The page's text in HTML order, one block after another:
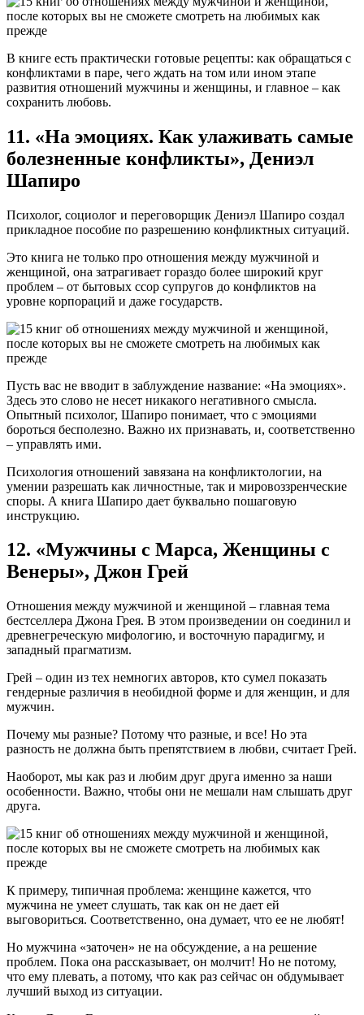
В книге есть практически готовые рецепты: как обращаться с
конфликтами в паре, чего ждать на том или ином этапе
развития отношений мужчины и женщины, и главное – как
сохранить любовь.
11. «На эмоциях. Как улаживать самые
болезненные конфликты», Дениэл
Шапиро
Психолог, социолог и переговорщик Дениэл Шапиро создал
прикладное пособие по разрешению конфликтных ситуаций.
Это книга не только про отношения между мужчиной и
женщиной, она затрагивает гораздо более широкий круг
проблем – от бытовых ссор супругов до конфликтов на
уровне корпораций и даже государств.
Пусть вас не вводит в заблуждение название: «На эмоциях».
Здесь это слово не несет никакого негативного смысла.
Опытный психолог, Шапиро понимает, что с эмоциями
бороться бесполезно. Важно их признавать, и, соответственно
– управлять ими.
Психология отношений завязана на конфликтологии, на
умении разрешать как личностные, так и мировоззренческие
споры. А книга Шапиро дает буквально пошаговую
инструкцию.
12. «Мужчины с Марса, Женщины с
Венеры», Джон Грей
Отношения между мужчиной и женщиной – главная тема
бестселлера Джона Грея. В этом произведении он соединил и
древнегреческую мифологию, и восточную парадигму, и
западный прагматизм.
Грей – один из тех немногих авторов, кто сумел показать
гендерные различия в необидной форме и для женщин, и для
мужчин.
Почему мы разные? Потому что разные, и все! Но эта
разность не должна быть препятствием в любви, считает Грей.
Наоборот, мы как раз и любим друг друга именно за наши
особенности. Важно, чтобы они не мешали нам слышать друг
друга.
К примеру, типичная проблема: женщине кажется, что
мужчина не умеет слушать, так как он не дает ей
выговориться. Соответственно, она думает, что ее не любят!
Но мужчина «заточен» не на обсуждение, а на решение
проблем. Пока она рассказывает, он молчит! Но не потому,
что ему плевать, а потому, что как раз сейчас он обдумывает
лучший выход из ситуации.